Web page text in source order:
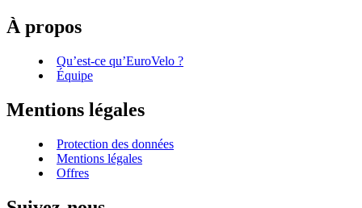
À propos
Qu’est-ce qu’EuroVelo ?
Équipe
Mentions légales
Protection des données
Mentions légales
Offres